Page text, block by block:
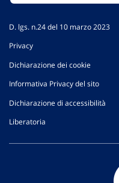
D. lgs. n.24 del 10 marzo 2023
Privacy
Dichiarazione dei cookie
Informativa Privacy del sito
Dichiarazione di accessibilità
Liberatoria